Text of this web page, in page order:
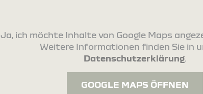
Ja, ich möchte Inhalte von Google Maps
Weitere Informationen finden Sie in
Datenschutzerklärung.
GOOGLE MAPS ÖFFNEN